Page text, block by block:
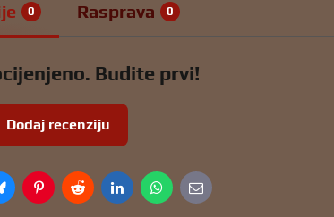
0 Rasprava 0
Budite prvi!
Dodaj recenziju
PinterestRedditLinkedInWhatsApp
E-
mail